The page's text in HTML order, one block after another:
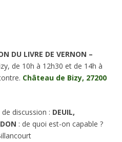
DU LIVRE DE VERNON –
de 10h à 12h30 et de 14h à
Château de Bizy, 27200
discussion : DEUIL,
: de quoi est-on capable ?